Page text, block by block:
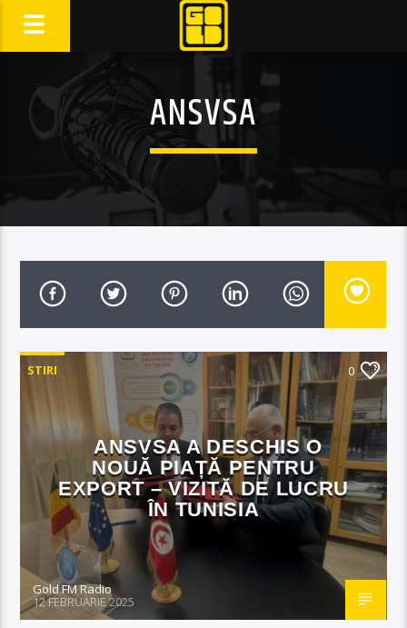
ANSVSA
STIRI 0
ANSVSA A DESCHIS O
NOUĂ PIAȚĂ PENTRU
EXPORT – VIZITĂ DE LUCRU
ÎN TUNISIA
Gold FM Radio
12 FEBRUARIE 2025